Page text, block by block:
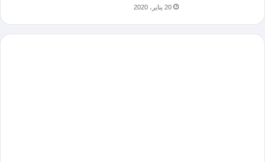
20 يناير، 2020